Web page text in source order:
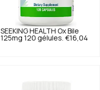
SEEKING HEALTH Ox Bile
125mg 120 gélules. €16,04